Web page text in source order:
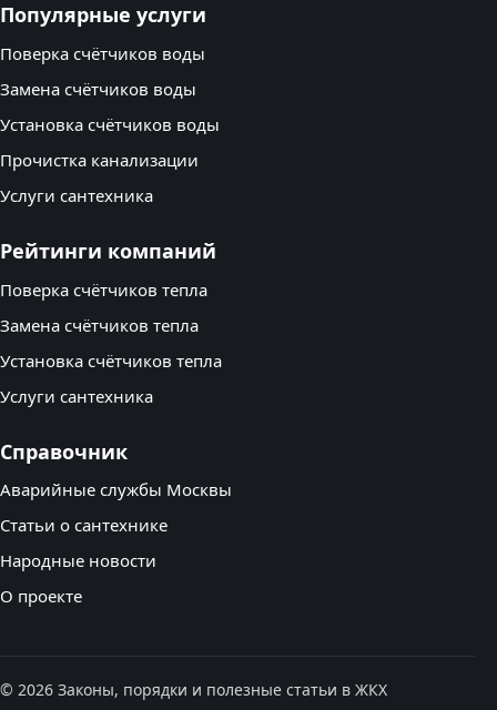
Популярные услуги
Поверка счётчиков воды
Замена счётчиков воды
Установка счётчиков воды
Прочистка канализации
Услуги сантехника
Рейтинги компаний
Поверка счётчиков тепла
Замена счётчиков тепла
Установка счётчиков тепла
Услуги сантехника
Справочник
Аварийные службы Москвы
Статьи о сантехнике
Народные новости
О проекте
© 2026 Законы, порядки и полезные статьи в ЖКХ